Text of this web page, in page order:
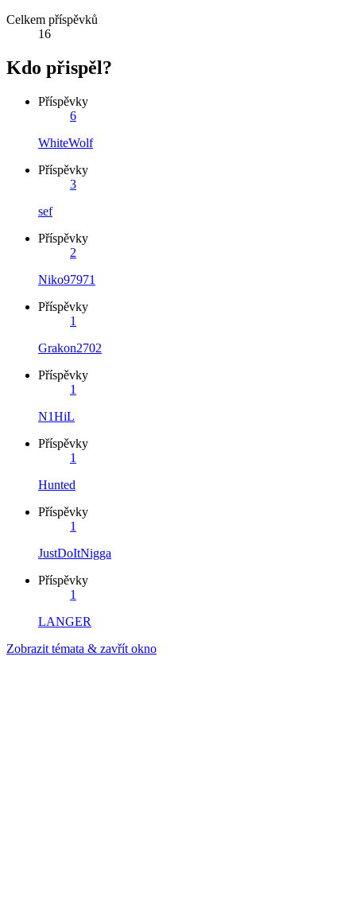
Celkem příspěvků
16
Kdo přispěl?
Příspěvky
6
WhiteWolf
Příspěvky
3
sef
Příspěvky
2
Niko97971
Příspěvky
1
Grakon2702
Příspěvky
1
N1HiL
Příspěvky
1
Hunted
Příspěvky
1
JustDoItNigga
Příspěvky
1
LANGER
Zobrazit témata & zavřít okno